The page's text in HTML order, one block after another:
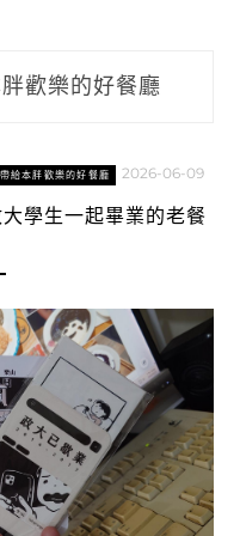
歡樂的好餐廳
給本胖歡樂的好餐廳 2026-06-09
學生一起畢業的老餐